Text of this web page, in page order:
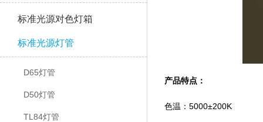
标准光源对色灯箱
标准光源灯管
D65灯管
D50灯管
TL84灯管
产品特点：
色温：5000±200K